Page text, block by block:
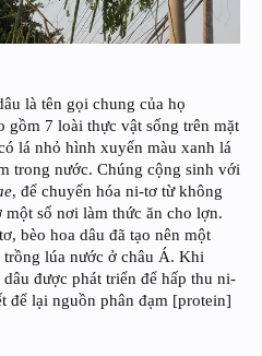
là tên gọi chung của họ
gồm 7 loài thực vật sống trên mặt
lá nhỏ hình xuyến màu xanh lá
trong nước. Chúng cộng sinh với
, để chuyển hóa ni-tơ từ không
số nơi làm thức ăn cho lợn.
bèo hoa dâu đã tạo nên một
lúa nước ở châu Á. Khi
được phát triển để hấp thu ni-
để lại nguồn phân đạm [protein]